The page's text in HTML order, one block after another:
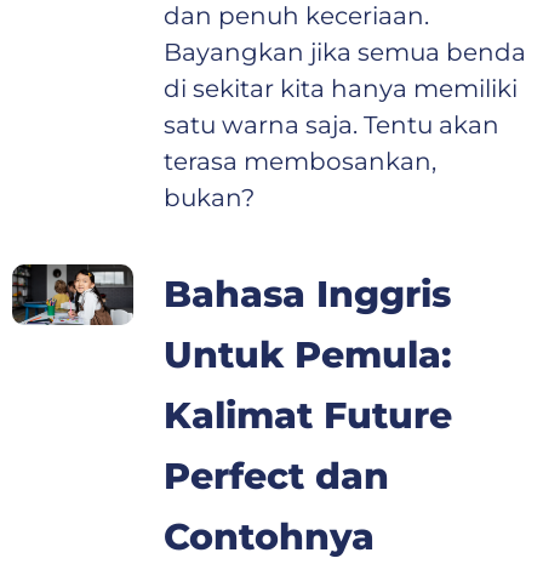
dan penuh keceriaan.
Bayangkan jika semua benda
di sekitar kita hanya memiliki
satu warna saja. Tentu akan
terasa membosankan,
bukan?
Bahasa Inggris
Untuk Pemula:
Kalimat Future
Perfect dan
Contohnya